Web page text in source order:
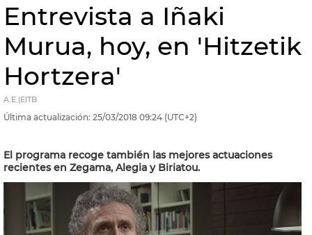
Entrevista a Iñaki
Murua, hoy, en 'Hitzetik
Hortzera'
A.E.|EITB
Última actualización: 25/03/2018 09:24 (UTC+2)
El programa recoge también las mejores actuaciones
recientes en Zegama, Alegia y Biriatou.